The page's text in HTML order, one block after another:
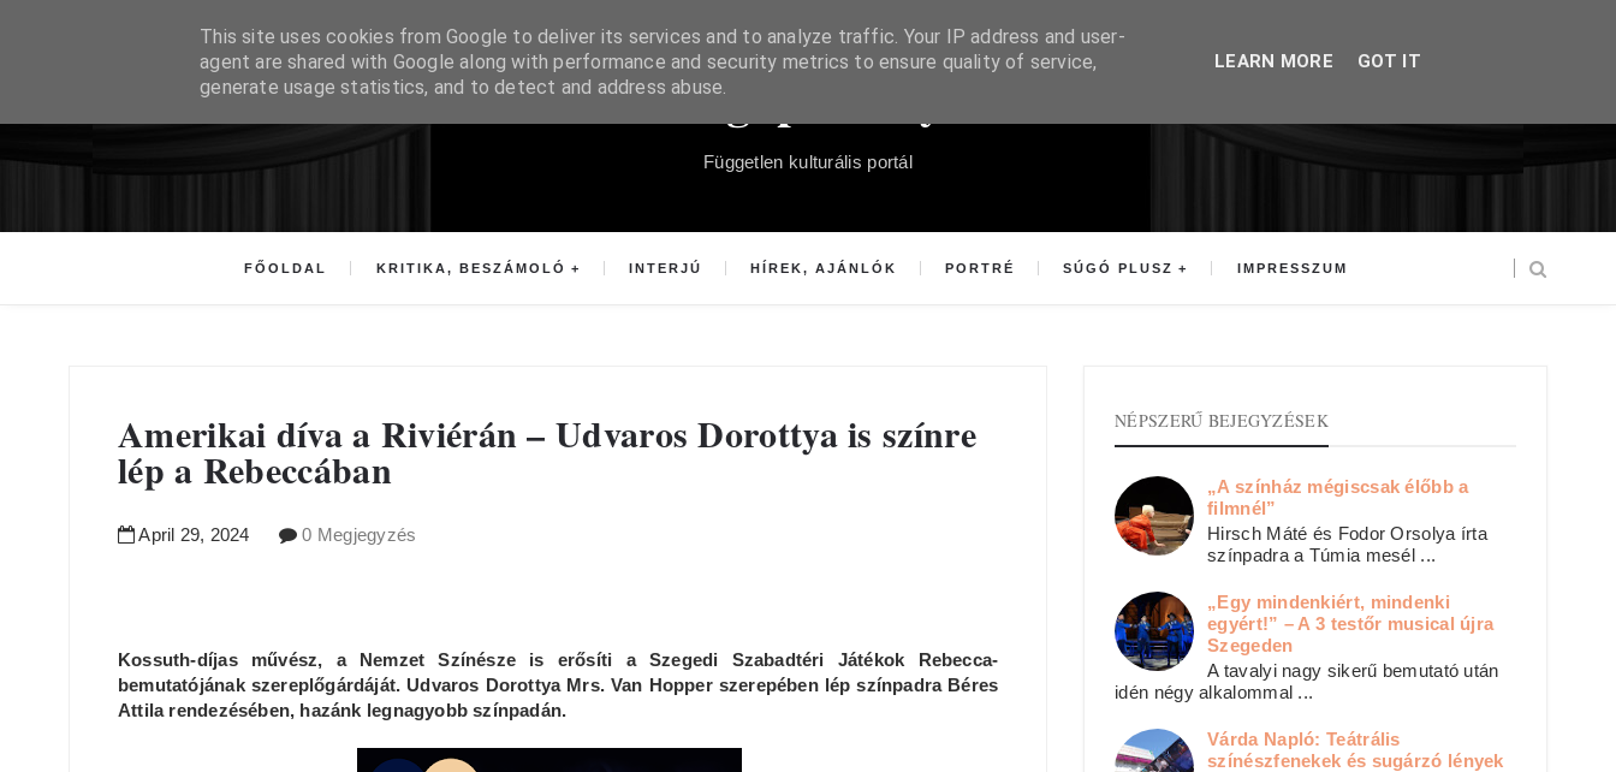
Súgópéldány
Független kulturális portál
FŐOLDAL KRITIKA, BESZÁMOLÓ INTERJÚ HÍREK, AJÁNLÓK PORTRÉ SÚGÓ PLUSZ IMPRESSZUM
Amerikai díva a Riviérán – Udvaros Dorottya is színre
lép a Rebeccában
April 29, 2024 0 Megjegyzés
Kossuth-díjas művész, a Nemzet Színésze is erősíti a Szegedi Szabadtéri Játékok Rebecca-
bemutatójának szereplőgárdáját. Udvaros Dorottya Mrs. Van Hopper szerepében lép színpadra Béres
Attila rendezésében, hazánk legnagyobb színpadán.
NÉPSZERŰ BEJEGYZÉSEK
„A színház mégiscsak élőbb a
filmnél”
Hirsch Máté és Fodor Orsolya írta
színpadra a Túmia mesél ...
„Egy mindenkiért, mindenki
egyért!” – A 3 testőr musical újra
Szegeden
A tavalyi nagy sikerű bemutató után
idén négy alkalommal ...
Várda Napló: Teátrális
színészfenekek és sugárzó lények
This site uses cookies from Google to deliver its services and to analyze traffic. Your IP address and user-
agent are shared with Google along with performance and security metrics to ensure quality of service,
generate usage statistics, and to detect and address abuse.
LEARN MORE GOT IT